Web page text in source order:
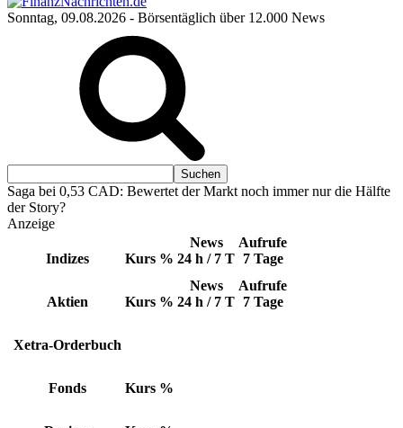
Sonntag, 09.08.2026 - Börsentäglich über 12.000 News
Saga bei 0,53 CAD: Bewertet der Markt noch immer nur die Hälfte
der Story?
Anzeige
Indizes Kurs %
News
24 h / 7 T
Aufrufe
7 Tage
Aktien Kurs %
News
24 h / 7 T
Aufrufe
7 Tage
Xetra-Orderbuch
Fonds Kurs %